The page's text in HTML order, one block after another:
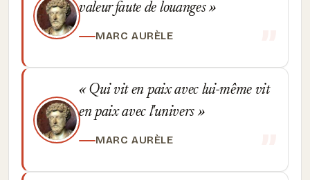
valeur faute de louanges
MARC AURÈLE
Qui vit en paix avec lui-même vit
en paix avec l'univers
MARC AURÈLE